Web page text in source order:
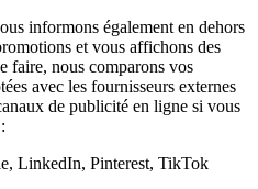
informons également en dehors
et vous affichons des
faire, nous comparons vos
avec les fournisseurs externes
de publicité en ligne si vous
LinkedIn, Pinterest, TikTok